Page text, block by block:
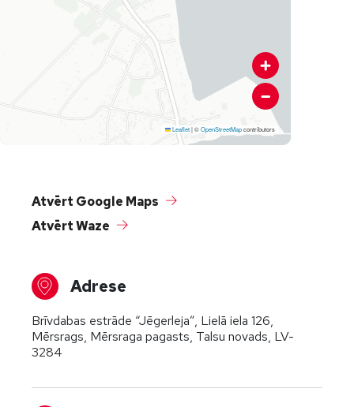
Adrese
Brīvdabas estrāde “Jēgerleja”, Lielā iela 126,
Mērsrags, Mērsraga pagasts, Talsu novads, LV-
3284
Leaflet|©OpenStreetMapcontributors
Atvērt Google Maps
Atvērt Waze